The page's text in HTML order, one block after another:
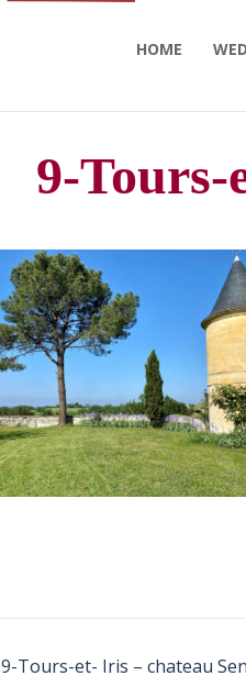
HOME
9-Tours-
9-Tours-et- Iris – chateau